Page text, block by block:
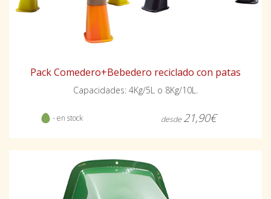
Pack Comedero+Bebedero reciclado con patas
Capacidades: 4Kg/5L o 8Kg/10L.
- en stock desde 21,90€